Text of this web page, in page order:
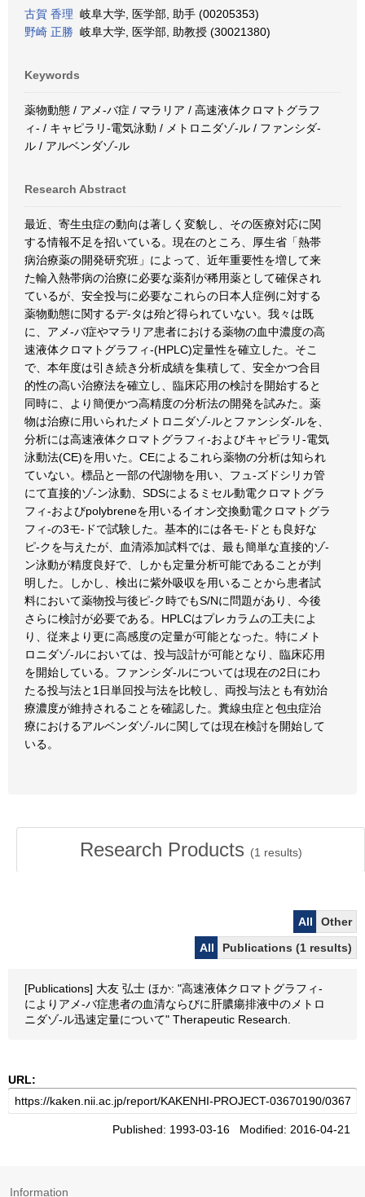
古賀 香理 岐阜大学, 医学部, 助手 (00205353)
野崎 正勝 岐阜大学, 医学部, 助教授 (30021380)
Keywords
薬物動態 / アメ-バ症 / マラリア / 高速液体クロマトグラフ
ィ- / キャピラリ-電気泳動 / メトロニダゾ-ル / ファンシダ-
ル / アルベンダゾ-ル
Research Abstract
最近、寄生虫症の動向は著しく変貌し、その医療対応に関
する情報不足を招いている。現在のところ、厚生省「熱帯
病治療薬の開発研究班」によって、近年重要性を増して来
た輸入熱帯病の治療に必要な薬剤が稀用薬として確保され
ているが、安全投与に必要なこれらの日本人症例に対する
薬物動態に関するデ-タは殆ど得られていない。我々は既
に、アメ-バ症やマラリア患者における薬物の血中濃度の高
速液体クロマトグラフィ-(HPLC)定量性を確立した。そこ
で、本年度は引き続き分析成績を集積して、安全かつ合目
的性の高い治療法を確立し、臨床応用の検討を開始すると
同時に、より簡便かつ高精度の分析法の開発を試みた。薬
物は治療に用いられたメトロニダゾ-ルとファンシダ-ルを、
分析には高速液体クロマトグラフィ-およびキャピラリ-電気
泳動法(CE)を用いた。CEによるこれら薬物の分析は知られ
ていない。標品と一部の代謝物を用い、フュ-ズドシリカ管
にて直接的ゾ-ン泳動、SDSによるミセル動電クロマトグラ
フィ-およびpolybreneを用いるイオン交換動電クロマトグラ
フィ-の3モ-ドで試験した。基本的には各モ-ドとも良好な
ピ-クを与えたが、血清添加試料では、最も簡単な直接的ゾ-
ン泳動が精度良好で、しかも定量分析可能であることが判
明した。しかし、検出に紫外吸収を用いることから患者試
料において薬物投与後ピ-ク時でもS/Nに問題があり、今後
さらに検討が必要である。HPLCはプレカラムの工夫によ
り、従来より更に高感度の定量が可能となった。特にメト
ロニダゾ-ルにおいては、投与設計が可能となり、臨床応用
を開始している。ファンシダ-ルについては現在の2日にわ
たる投与法と1日単回投与法を比較し、両投与法とも有効治
療濃度が維持されることを確認した。糞線虫症と包虫症治
療におけるアルベンダゾ-ルに関しては現在検討を開始して
いる。
Research Products (1 results)
All
Other
All
Publications (1 results)
[Publications] 大友 弘士 ほか: "高速液体クロマトグラフィ-
によりアメ-バ症患者の血清ならびに肝膿瘍排液中のメトロ
ニダゾ-ル迅速定量について" Therapeutic Research.
URL:
Published: 1993-03-16 Modified: 2016-04-21
Information